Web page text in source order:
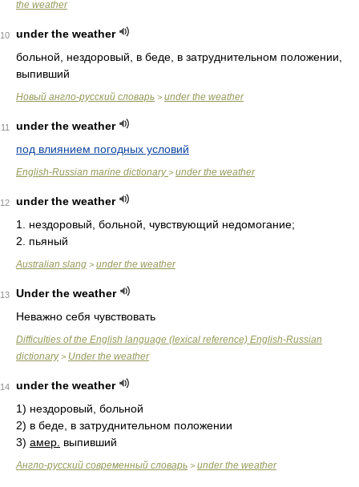
the weather
10
under the weather
больной, нездоровый, в беде, в затруднительном положении,
выпивший
Новый англо-русский словарь > under the weather
11
under the weather
под влиянием погодных условий
English-Russian marine dictionary> under the weather
12
under the weather
1. нездоровый, больной, чувствующий недомогание;
2. пьяный
Australian slang > under the weather
13
Under the weather
Неважно себя чувствовать
Difficulties of the English language (lexical reference) English-Russian
dictionary> Under the weather
14
under the weather
1) нездоровый, больной
2) в беде, в затруднительном положении
3) амер. выпивший
Англо-русский современный словарь > under the weather